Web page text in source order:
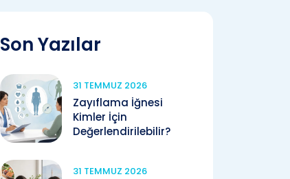
Son Yazılar
31 TEMMUZ 2026
Zayıflama İğnesi
Kimler İçin
Değerlendirilebilir?
31 TEMMUZ 2026